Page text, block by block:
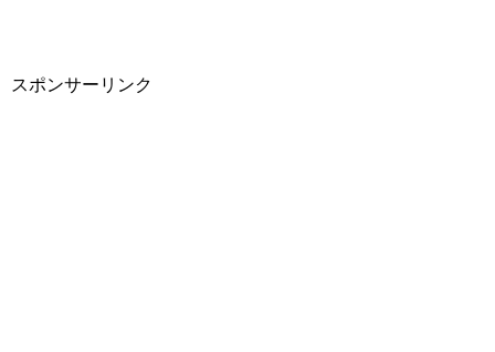
スポンサーリンク